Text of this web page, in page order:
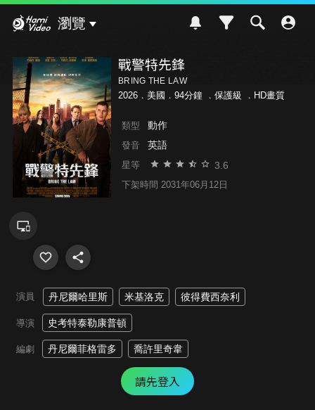
瀏覽
戰警特先鋒
BRING THE LAW
2026．美國．94分鐘 ． 保護級 ．HD畫質
類型 動作
發音 英語
星等 3.6
下架時間 2031年06月12日
演員 丹尼爾哈里斯 米基洛克 彼得費西奈利
導演 史考特泰勒康普頓
編劇 丹尼爾菲格雷多 喬許里奇韋
請先登入